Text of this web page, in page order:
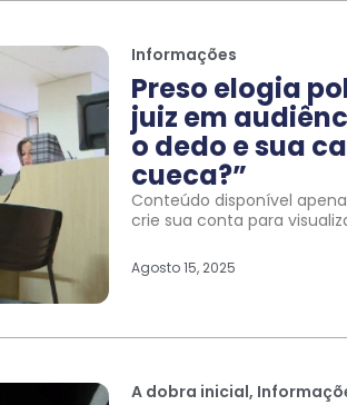
Informações
Preso elogia
juiz em
o dedo e sua
cueca?”
Conteúdo disponível
crie sua conta para
Agosto 15, 2025
A dobra inicial,